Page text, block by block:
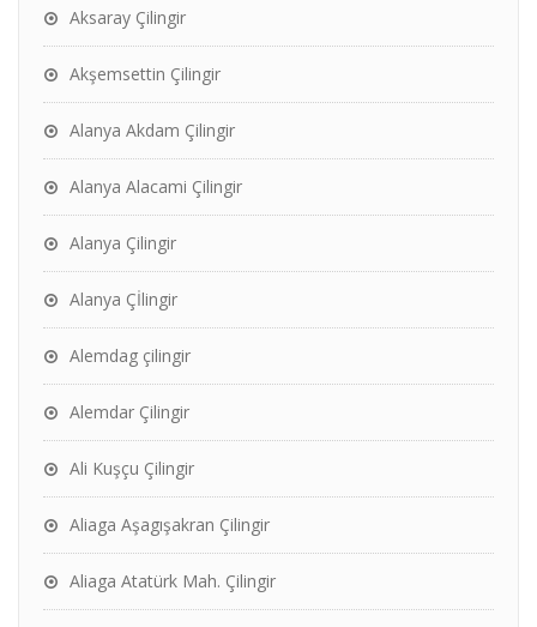
Aksaray Çilingir
Akşemsettin Çilingir
Alanya Akdam Çilingir
Alanya Alacami Çilingir
Alanya Çilingir
Alanya Çİlingir
Alemdag çilingir
Alemdar Çilingir
Ali Kuşçu Çilingir
Aliaga Aşagışakran Çilingir
Aliaga Atatürk Mah. Çilingir